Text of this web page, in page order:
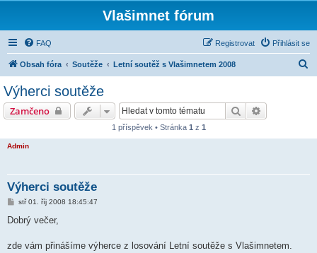
Vlašimnet fórum
FAQ Přihlásit se
Registrovat
Obsah fóra Soutěže Letní soutěž s Vlašimnetem 2008
Výherci soutěže
Zamčeno Hledat
1 příspěvek • Stránka 1 z 1
Admin
Výherci soutěže
P
í
ě
stř 01. říj 2008 18:45:47
Dobrý večer,
zde vám přinášíme výherce z losování Letní soutěže s Vlašimnetem.